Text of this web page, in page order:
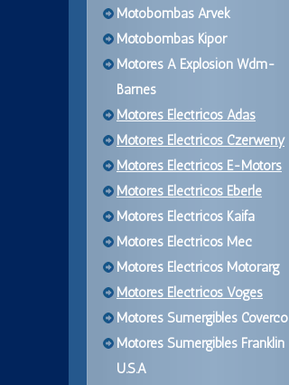
Motobombas Arvek
Motobombas Kipor
Motores A Explosion Wdm-
Barnes
Motores Electricos Adas
Motores Electricos Czerweny
Motores Electricos E-Motors
Motores Electricos Eberle
Motores Electricos Kaifa
Motores Electricos Mec
Motores Electricos Motorarg
Motores Electricos Voges
Motores Sumergibles Coverco
Motores Sumergibles Franklin
U.S.A